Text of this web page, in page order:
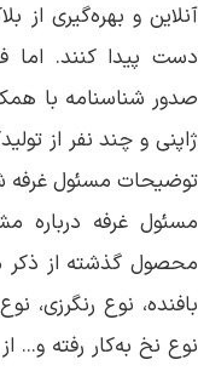
آنلاین و بهره‌گیری از
دست پیدا کنند. اما
صدور شناسنامه با
ژاپنی و چند نفر از
توضیحات مسئول غرفه
مسئول غرفه درباره
محصول گذشته از
بافنده، نوع رنگرزی،